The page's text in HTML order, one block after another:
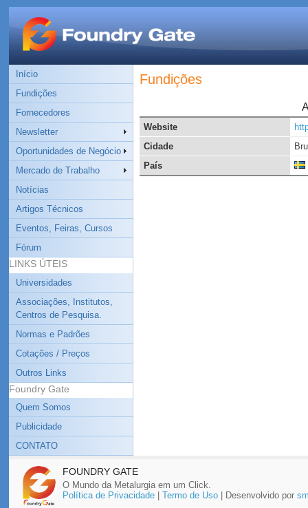
Início
Fundições
Fornecedores
Newsletter
Oportunidades de Negócio
Mercado de Trabalho
Notícias
Artigos Técnicos
Eventos, Feiras, Cursos
Fórum
LINKS ÚTEIS
Universidades
Associações, Institutos,
Centros de Pesquisa.
Normas e Padrões
Cotações / Preços
Outros Links
Foundry Gate
Quem Somos
Publicidade
CONTATO
Fundições
Website
Cidade
País
FOUNDRY GATE
O Mundo da Metalurgia em um Click.
Política de Privacidade| Termo de Uso| Desenvolvido por